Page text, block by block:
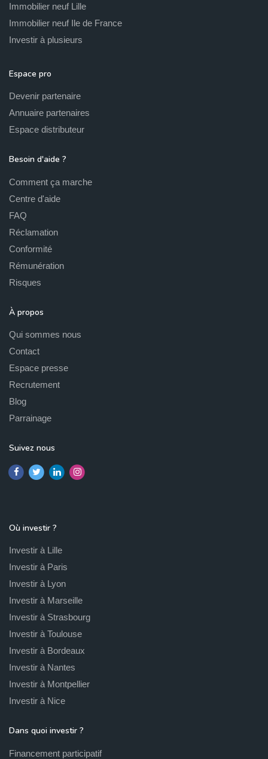
Immobilier neuf Lille
Immobilier neuf Ile de France
Investir à plusieurs
Espace pro
Devenir partenaire
Annuaire partenaires
Espace distributeur
Besoin d'aide ?
Comment ça marche
Centre d'aide
FAQ
Réclamation
Conformité
Rémunération
Risques
À propos
Qui sommes nous
Contact
Espace presse
Recrutement
Blog
Parrainage
Suivez nous
Où investir ?
Investir à Lille
Investir à Paris
Investir à Lyon
Investir à Marseille
Investir à Strasbourg
Investir à Toulouse
Investir à Bordeaux
Investir à Nantes
Investir à Montpellier
Investir à Nice
Dans quoi investir ?
Financement participatif